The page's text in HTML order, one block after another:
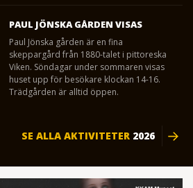
PAUL JÖNSKA GÅRDEN VISAS
Paul Jönska gården är en fina
skeppargård från 1880-talet i pittoreska
Viken. Söndagar under sommaren visas
huset upp för besökare klockan 14-16.
Trädgården är alltid öppen.
SE ALLA AKTIVITETER 2026